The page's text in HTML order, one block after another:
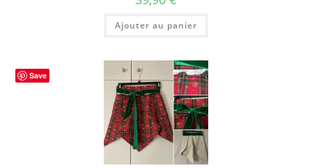
Ajouter au panier
Save